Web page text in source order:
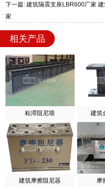
下一篇: 建筑隔震支座LBR600厂家
家
相关产品
粘滞阻尼墙 建筑
建筑摩擦阻尼器 摩